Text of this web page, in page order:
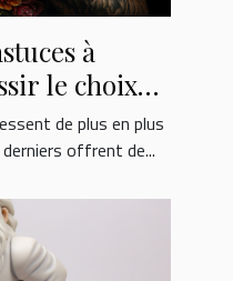
à
le choix
?de plus en plus
offrent de...